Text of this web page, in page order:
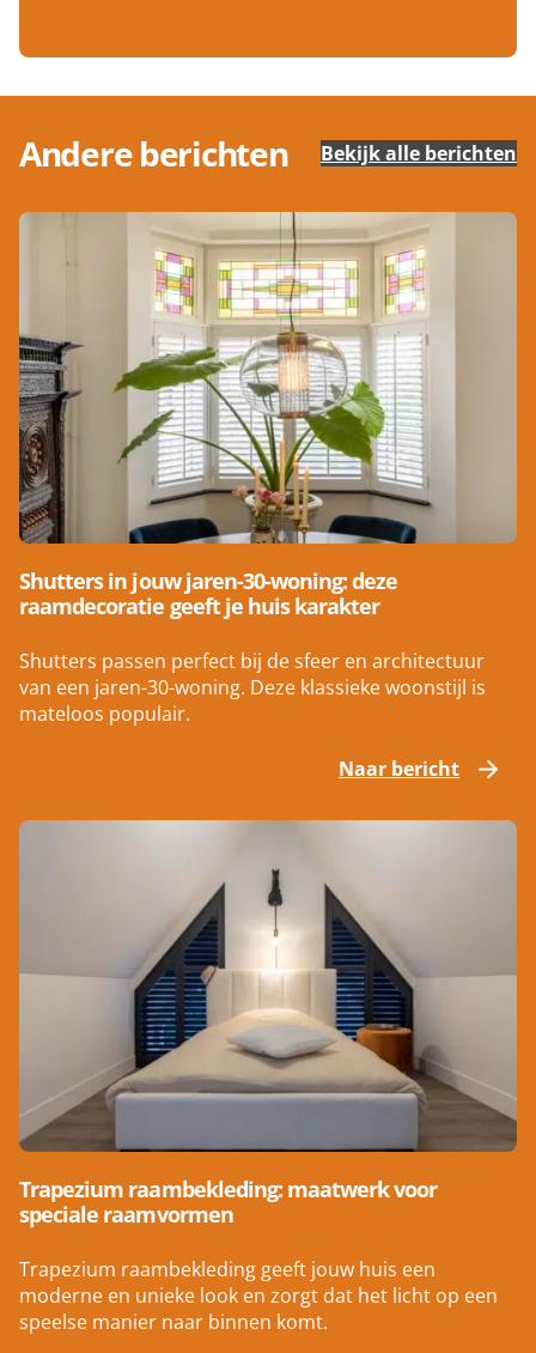
Andere berichten Bekijk alle berichten
Shutters in jouw jaren-30-woning: deze
raamdecoratie geeft je huis karakter
Shutters passen perfect bij de sfeer en architectuur
van een jaren-30-woning. Deze klassieke woonstijl is
mateloos populair.
Naar bericht
Trapezium raambekleding: maatwerk voor
speciale raamvormen
Trapezium raambekleding geeft jouw huis een
moderne en unieke look en zorgt dat het licht op een
speelse manier naar binnen komt.